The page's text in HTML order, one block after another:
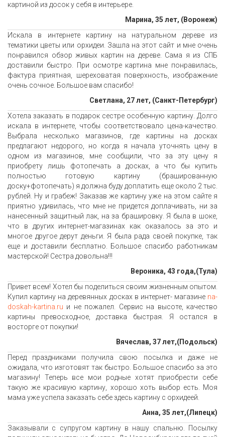
картиной из досок у себя в интерьере.
Марина, 35 лет, (Воронеж)
Искала в интернете картину на натуральном дереве из
тематики цветы или орхидеи. Зашла на этот сайт и мне очень
понравился обзор живых картин на дереве. Сама я из СПБ
доставили быстро. При осмотре картина мне понравилась,
фактура приятная, шереховатая поверхность, изображение
очень сочное. Большое вам спасибо!
Светлана, 27 лет, (Санкт-Петербург)
Хотела заказать в подарок сестре особенную картину. Долго
искала в интернете, чтобы соответствовало цена-качество.
Выбрала несколько магазинов, где картины на досках
предлагают недорого, но когда я начала уточнять цену в
одном из магазинов, мне сообщили, что за эту цену я
приобрету лишь фотопечать а досках, а что бы купить
полностью готовую картину (брашированную
доску+фотопечать) я должна буду доплатить еще около 2 тыс.
рублей. Ну и грабеж! Заказав же картину уже на этом сайте я
приятно удивилась, что мне не придется доплачивать, ни за
нанесенный защитный лак, на за брашировку. Я была в шоке,
что в других интернет-магазинах как оказалось за это и
многое другое дерут деньги. Я была рада своей покупке, так
еще и доставили бесплатно. Большое спасибо работникам
мастерской! Сестра довольна!!!
Вероника, 43 года,(Тула)
Привет всем! Хотел бы поделиться своим жизненным опытом.
Купил картину на деревянных досках в интернет- магазине na-
doskah-kartina.ru и не пожалел. Сервис на высоте, качество
картины превосходное, доставка быстрая. Я остался в
восторге от покупки!
Вячеслав, 37 лет,(Подольск)
Перед праздниками получила свою посылка и даже не
ожидала, что изготовят так быстро. Большое спасибо за это
магазину! Теперь все мои родные хотят приобрести себе
такую же красивую картину, хорошо хоть выбор есть. Моя
мама уже успела заказать себе здесь картину с орхидеей.
Анна, 35 лет,(Липецк)
Заказывали с супругом картину в нашу спальню. Посылку